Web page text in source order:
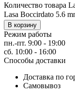
Количество товара
Lasa Boccirdato 5.6
В корзину
Режим работы
пн.-пт. 9:00 - 19:00
сб. 10:00 - 16:00
Способы доставки
Доставка по
Самовывоз